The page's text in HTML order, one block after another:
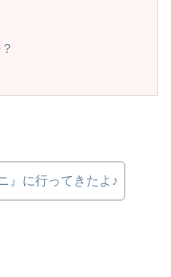
』に行ってきたよ♪